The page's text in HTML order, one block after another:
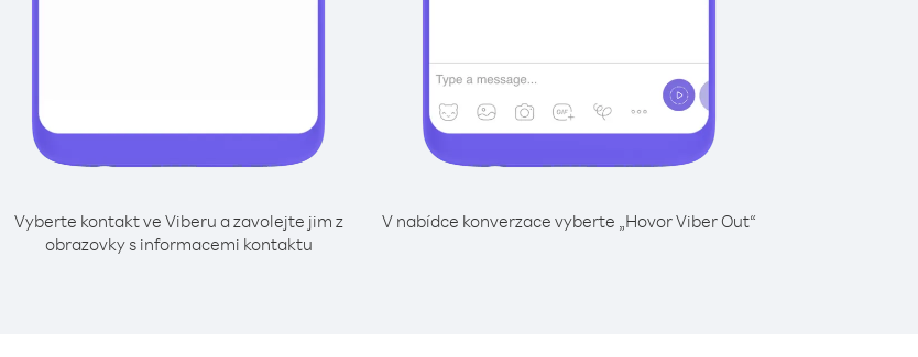
Vyberte kontakt ve Viberu a zavolejte jim z
obrazovky s informacemi kontaktu
V nabídce konverzace vyberte „Hovor Viber Out“